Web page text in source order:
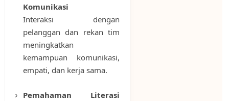
Komunikasi
Interaksi dengan
pelanggan dan rekan tim
meningkatkan
kemampuan komunikasi,
empati, dan kerja sama.
Pemahaman Literasi